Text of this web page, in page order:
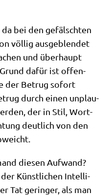
bei den gefälsch­ten
völ­lig aus­ge­blen­det
und über­haupt
dafür ist offen­
der Betrug sofort
durch einen unplau­
der in Stil, Wort­
deut­lich von den
die­sen Auf­wand?
Künst­li­chen Intel­li­
Tat gerin­ger, als man